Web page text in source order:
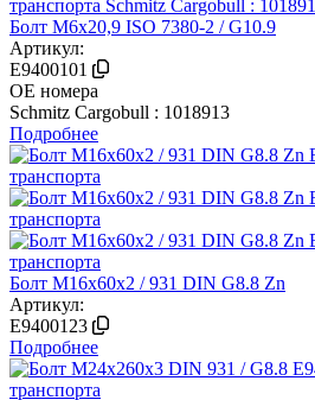
Болт М6х20,9 ISO 7380-2 / G10.9
Артикул:
E9400101
OE номера
Schmitz Cargobull : 1018913
Подробнее
Болт М16х60х2 / 931 DIN G8.8 Zn
Артикул:
E9400123
Подробнее